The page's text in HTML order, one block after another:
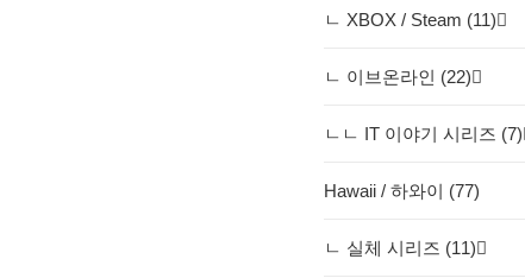
ㄴ XBOX / Steam (11)
ㄴ 이브온라인 (22)
ㄴㄴ IT 이야기 시리즈 (7)
Hawaii / 하와이 (77)
ㄴ 실체 시리즈 (11)